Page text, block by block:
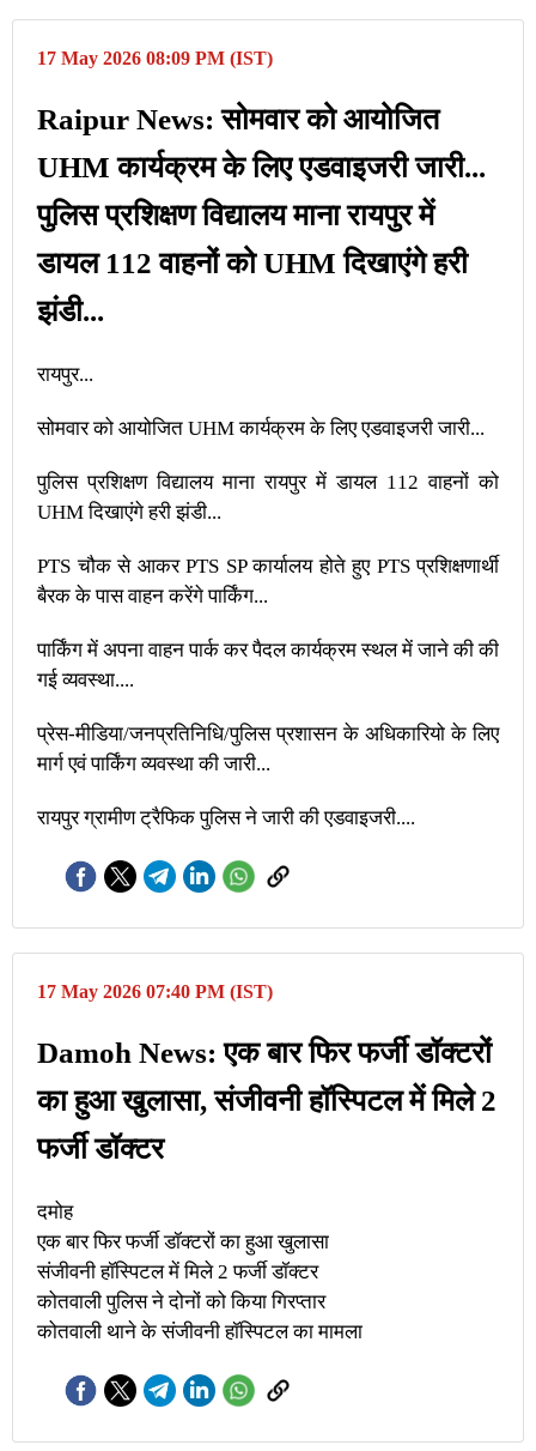
17 May 2026 08:09 PM (IST)
Raipur News: सोमवार को आयोजित
UHM कार्यक्रम के लिए एडवाइजरी जारी...
पुलिस प्रशिक्षण विद्यालय माना रायपुर में
डायल 112 वाहनों को UHM दिखाएंगे हरी
झंडी...
रायपुर...
सोमवार को आयोजित UHM कार्यक्रम के लिए एडवाइजरी जारी...
पुलिस प्रशिक्षण विद्यालय माना रायपुर में डायल 112 वाहनों को
UHM दिखाएंगे हरी झंडी...
PTS चौक से आकर PTS SP कार्यालय होते हुए PTS प्रशिक्षणार्थी
बैरक के पास वाहन करेंगे पार्किंग...
पार्किंग में अपना वाहन पार्क कर पैदल कार्यक्रम स्थल में जाने की की
गई व्यवस्था....
प्रेस-मीडिया/जनप्रतिनिधि/पुलिस प्रशासन के अधिकारियो के लिए
मार्ग एवं पार्किंग व्यवस्था की जारी...
रायपुर ग्रामीण ट्रैफिक पुलिस ने जारी की एडवाइजरी....
17 May 2026 07:40 PM (IST)
Damoh News: एक बार फिर फर्जी डॉक्टरों
का हुआ खुलासा, संजीवनी हॉस्पिटल में मिले 2
फर्जी डॉक्टर
दमोह
एक बार फिर फर्जी डॉक्टरों का हुआ खुलासा
संजीवनी हॉस्पिटल में मिले 2 फर्जी डॉक्टर
कोतवाली पुलिस ने दोनों को किया गिरप्तार
कोतवाली थाने के संजीवनी हॉस्पिटल का मामला